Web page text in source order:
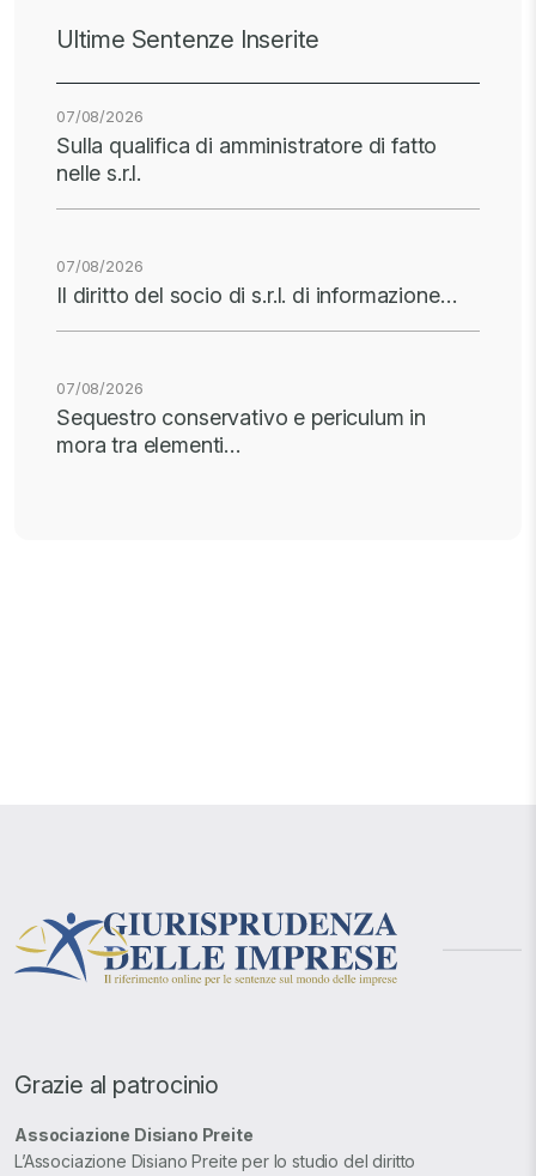
Ultime Sentenze Inserite
07/08/2026
Sulla qualifica di amministratore di fatto
nelle s.r.l.
07/08/2026
Il diritto del socio di s.r.l. di informazione…
07/08/2026
Sequestro conservativo e periculum in
mora tra elementi…
Grazie al patrocinio
Associazione Disiano Preite
L’Associazione Disiano Preite per lo studio del diritto